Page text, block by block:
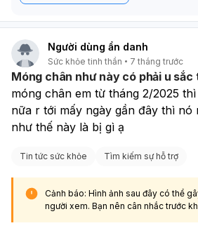
Người dùng ẩn danh
Sức khỏe tinh thần 7 tháng trước
Móng chân như này có phải u sắc
móng chân em từ tháng 2/2025
nữa r tới mấy ngày gần đây thì nó
như thế này là bị gì ạ
Tin tức sức khỏe Tìm kiếm sự hỗ trợ
Cảnh báo: Hình ảnh sau đây có thể
người xem. Bạn nên cân nhắc trước